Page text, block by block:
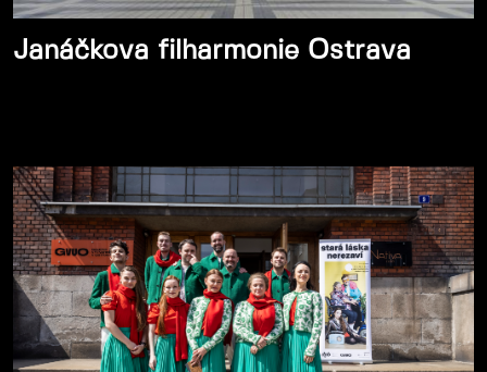
Janáčkova filharmonie Ostrava